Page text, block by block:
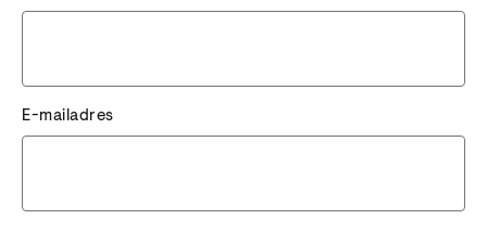
E-mailadres